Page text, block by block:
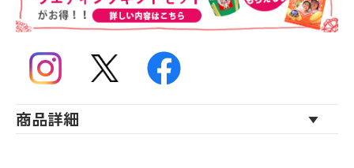
商品詳細